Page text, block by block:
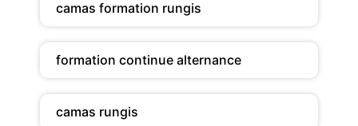
camas formation rungis
formation continue alternance
camas rungis